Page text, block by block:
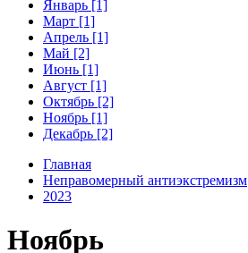
Январь [1]
Март [1]
Апрель [1]
Май [2]
Июнь [1]
Август [1]
Октябрь [2]
Ноябрь [1]
Декабрь [2]
Главная
Неправомерный антиэкстремизм
2023
Ноябрь